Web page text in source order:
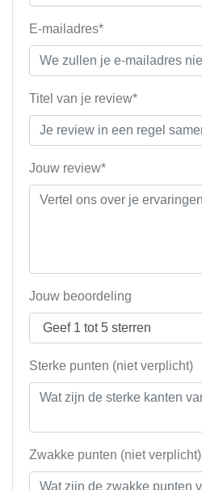
E-mailadres*
Titel van je review*
Jouw review*
Jouw beoordeling
Sterke punten (niet verplicht)
Zwakke punten (niet verplicht)